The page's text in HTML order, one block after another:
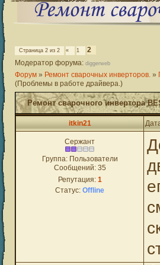
Страница 2 из 2 « 1
2
Модератор форума: diggerweb
Форум » Ремонт сварочных инверторов. »
(Проблемы в работе драйвера.)
Ремонт сварочного инвертора
itkin21
Сержант
Группа: Пользователи
Сообщений: 35
Репутация: 1
Статус: Offline